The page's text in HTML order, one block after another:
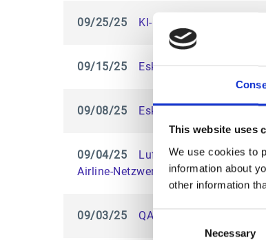
This website uses
We use cookies to
information about
other information
Consent
Necessary
09/25/25 KI-Einsatz im Customer
09/15/25 Esker ernennt Achille
09/08/25 Esker und PwC Polen
09/04/25
Lufthansa Group
Airline-Netzwerk
09/03/25 QAD und Esker